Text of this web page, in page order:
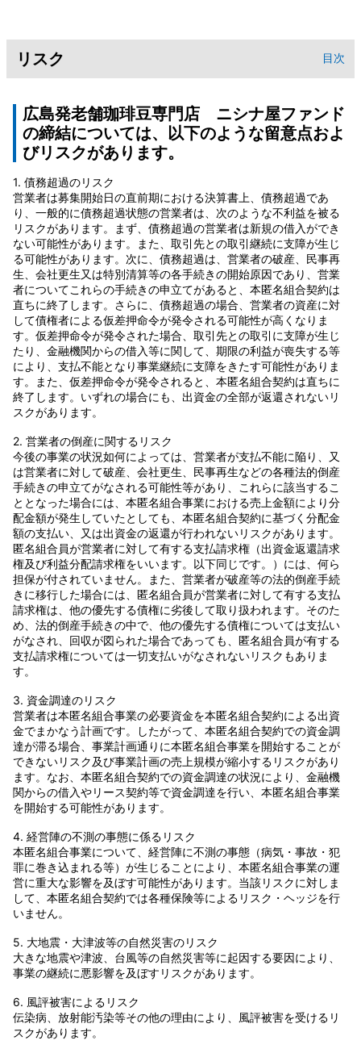
リスク 目次
広島発老舗珈琲豆専門店 ニシナ屋ファンド
の締結については、以下のような留意点およ
びリスクがあります。
1. 債務超過のリスク
営業者は募集開始日の直前期における決算書上、債務超過であ
り、一般的に債務超過状態の営業者は、次のような不利益を被る
リスクがあります。まず、債務超過の営業者は新規の借入ができ
ない可能性があります。また、取引先との取引継続に支障が生じ
る可能性があります。次に、債務超過は、営業者の破産、民事再
生、会社更生又は特別清算等の各手続きの開始原因であり、営業
者についてこれらの手続きの申立てがあると、本匿名組合契約は
直ちに終了します。さらに、債務超過の場合、営業者の資産に対
して債権者による仮差押命令が発令される可能性が高くなりま
す。仮差押命令が発令された場合、取引先との取引に支障が生じ
たり、金融機関からの借入等に関して、期限の利益が喪失する等
により、支払不能となり事業継続に支障をきたす可能性がありま
す。また、仮差押命令が発令されると、本匿名組合契約は直ちに
終了します。いずれの場合にも、出資金の全部が返還されないリ
スクがあります。
2. 営業者の倒産に関するリスク
今後の事業の状況如何によっては、営業者が支払不能に陥り、又
は営業者に対して破産、会社更生、民事再生などの各種法的倒産
手続きの申立てがなされる可能性等があり、これらに該当するこ
ととなった場合には、本匿名組合事業における売上金額により分
配金額が発生していたとしても、本匿名組合契約に基づく分配金
額の支払い、又は出資金の返還が行われないリスクがあります。
匿名組合員が営業者に対して有する支払請求権（出資金返還請求
権及び利益分配請求権をいいます。以下同じです。）には、何ら
担保が付されていません。また、営業者が破産等の法的倒産手続
きに移行した場合には、匿名組合員が営業者に対して有する支払
請求権は、他の優先する債権に劣後して取り扱われます。そのた
め、法的倒産手続きの中で、他の優先する債権については支払い
がなされ、回収が図られた場合であっても、匿名組合員が有する
支払請求権については一切支払いがなされないリスクもありま
す。
3. 資金調達のリスク
営業者は本匿名組合事業の必要資金を本匿名組合契約による出資
金でまかなう計画です。したがって、本匿名組合契約での資金調
達が滞る場合、事業計画通りに本匿名組合事業を開始することが
できないリスク及び事業計画の売上規模が縮小するリスクがあり
ます。なお、本匿名組合契約での資金調達の状況により、金融機
関からの借入やリース契約等で資金調達を行い、本匿名組合事業
を開始する可能性があります。
4. 経営陣の不測の事態に係るリスク
本匿名組合事業について、経営陣に不測の事態（病気・事故・犯
罪に巻き込まれる等）が生じることにより、本匿名組合事業の運
営に重大な影響を及ぼす可能性があります。当該リスクに対しま
して、本匿名組合契約では各種保険等によるリスク・ヘッジを行
いません。
5. 大地震・大津波等の自然災害のリスク
大きな地震や津波、台風等の自然災害等に起因する要因により、
事業の継続に悪影響を及ぼすリスクがあります。
6. 風評被害によるリスク
伝染病、放射能汚染等その他の理由により、風評被害を受けるリ
スクがあります。